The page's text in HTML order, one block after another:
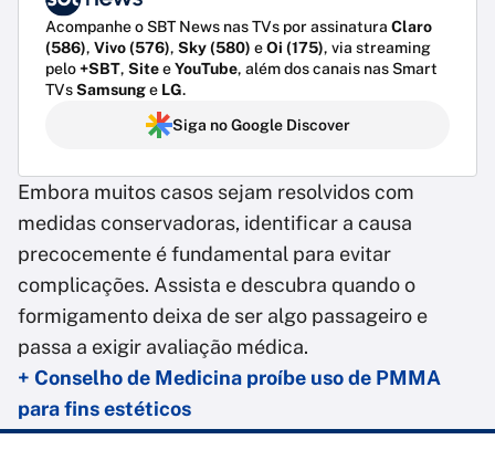
Acompanhe o SBT News nas TVs por assinatura Claro
(586), Vivo (576), Sky (580) eOi (175), via streaming
pelo+SBT, SiteeYouTube, além dos canais nas Smart
TVsSamsunge LG.
Siga no Google Discover
Embora muitos casos sejam resolvidos com
medidas conservadoras, identificar a causa
precocemente é fundamental para evitar
complicações. Assista e descubra quando o
formigamento deixa de ser algo passageiro e
passa a exigir avaliação médica.
+ Conselho de Medicina proíbe uso de PMMA
para fins estéticos